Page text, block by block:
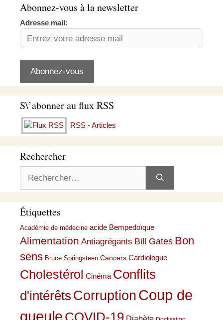
Abonnez-vous à la newsletter
Adresse mail:
S\’abonner au flux RSS
RSS - Articles
Rechercher
Étiquettes
Académie de médecine acide Bempedoïque
Alimentation Antiagrégants Bill Gates Bon
sens Bruce Springsteen Cancers Cardiologue
Cholestérol Cinéma Conflits
d'intérêts CorruptionCoup de
gueule COVID-19